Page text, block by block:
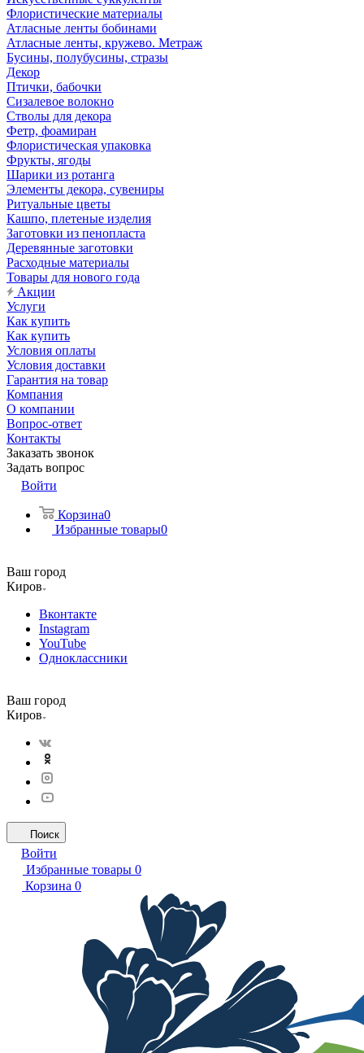
Флористические материалы
Атласные ленты бобинами
Атласные ленты, кружево. Метраж
Бусины, полубусины, стразы
Декор
Птички, бабочки
Сизалевое волокно
Стволы для декора
Фетр, фоамиран
Флористическая упаковка
Фрукты, ягоды
Шарики из ротанга
Элементы декора, сувениры
Ритуальные цветы
Кашпо, плетеные изделия
Заготовки из пенопласта
Деревянные заготовки
Расходные материалы
Товары для нового года
Акции
Услуги
Как купить
Как купить
Условия оплаты
Условия доставки
Гарантия на товар
Компания
О компании
Вопрос-ответ
Контакты
Заказать звонок
Задать вопрос
Войти
Корзина0
Избранные товары0
Ваш город
Киров
Вконтакте
Instagram
YouTube
Одноклассники
Ваш город
Киров
Поиск
Войти
Избранные товары 0
Корзина 0